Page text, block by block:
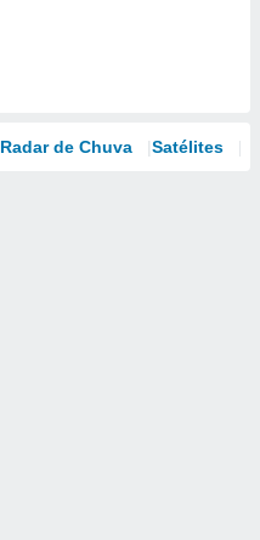
Radar de Chuva Satélites